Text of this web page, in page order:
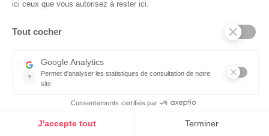
Animation de gala : 10 idées originales pour une
soirée dont on parle encore le lundi
10 idées d'animation de gala originales pour